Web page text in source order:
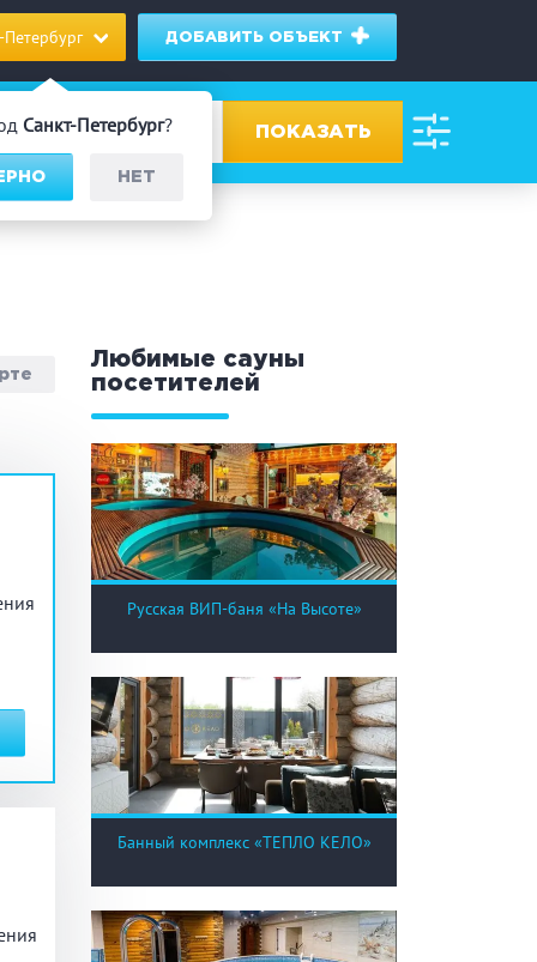
Петербург
Санкт-Петербург?
НЕТ
ДОБАВИТЬ ОБЪЕКТ
Банный чан
комплекс
кадушка
Настольные игры
Ресторан/ бар
Любимые сауны
посетителей
Русская ВИП-баня «На Высоте»
Банный комплекс «ТЕПЛО КЕЛО»